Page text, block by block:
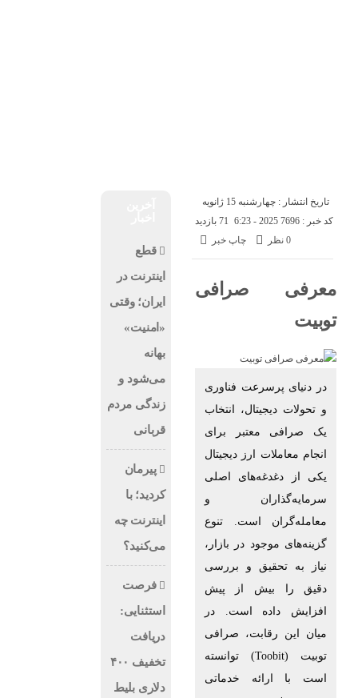
تاریخ انتشار : چهارشنبه 15 ژانویه
2025 - 6:23
71 بازدید
کد خبر : 7696
چاپ خبر
0 نظر
معرفی صرافی
توبیت
در دنیای پرسرعت فناوری
و تحولات دیجیتال، انتخاب
یک صرافی معتبر برای
انجام معاملات ارز دیجیتال
یکی از دغدغه‌های اصلی
سرمایه‌گذاران و
معامله‌گران است. تنوع
گزینه‌های موجود در بازار،
نیاز به تحقیق و بررسی
دقیق را بیش از پیش
افزایش داده است. در
میان این رقابت، صرافی
توبیت (Toobit) توانسته
است با ارائه خدماتی
قطع
اینترنت در
ایران؛ وقتی
«امنیت»
بهانه
می‌شود و
زندگی مردم
قربانی
پیرمان
کردید؛ با
اینترنت چه
می‌کنید؟
فرصت
استثنایی:
دریافت
تخفیف ۴۰۰
دلاری بلیط